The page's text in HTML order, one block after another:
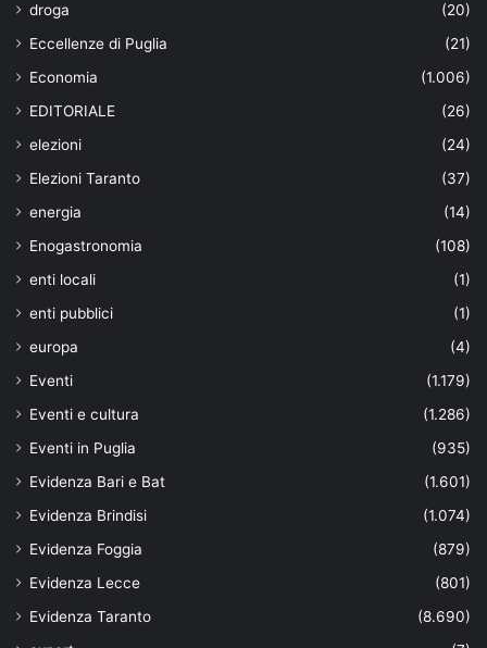
droga
(20)
Eccellenze di Puglia
(21)
Economia
(1.006)
EDITORIALE
(26)
elezioni
(24)
Elezioni Taranto
(37)
energia
(14)
Enogastronomia
(108)
enti locali
(1)
enti pubblici
(1)
europa
(4)
Eventi
(1.179)
Eventi e cultura
(1.286)
Eventi in Puglia
(935)
Evidenza Bari e Bat
(1.601)
Evidenza Brindisi
(1.074)
Evidenza Foggia
(879)
Evidenza Lecce
(801)
Evidenza Taranto
(8.690)